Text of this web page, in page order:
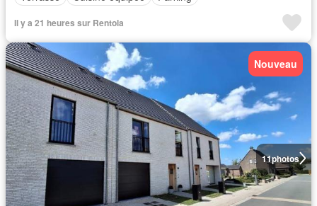
Il y a 21 heures sur Rentola
11photos
Nouveau